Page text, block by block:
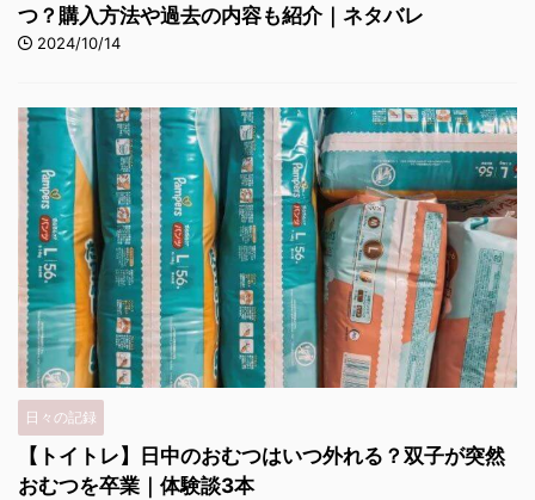
つ？購入方法や過去の内容も紹介｜ネタバレ
2024/10/14
日々の記録
【トイトレ】日中のおむつはいつ外れる？双子が突然
おむつを卒業｜体験談3本